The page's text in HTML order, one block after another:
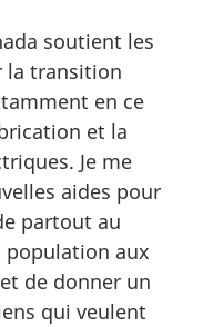
soutient les
la transition
en ce
et la
Je me
aides pour
partout au
population aux
de donner un
qui veulent